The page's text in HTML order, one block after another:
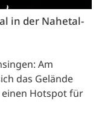
in der Nahetal-
Am
das Gelände
einen Hotspot für